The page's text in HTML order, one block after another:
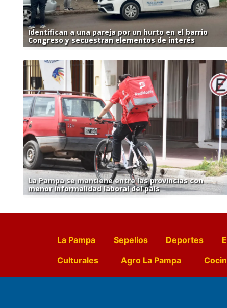
Identifican a una pareja por un hurto en el barrio
Congreso y secuestran elementos de interés
La Pampa se mantiene entre las provincias con
menor informalidad laboral del país
La Pampa Sepelios Deportes
Culturales
Agro La Pampa